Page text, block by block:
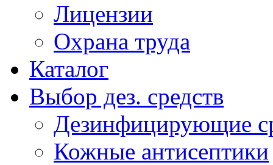
Лицензии
Охрана труда
Каталог
Выбор дез. средств
Дезинфицирующие
Кожные антисептики